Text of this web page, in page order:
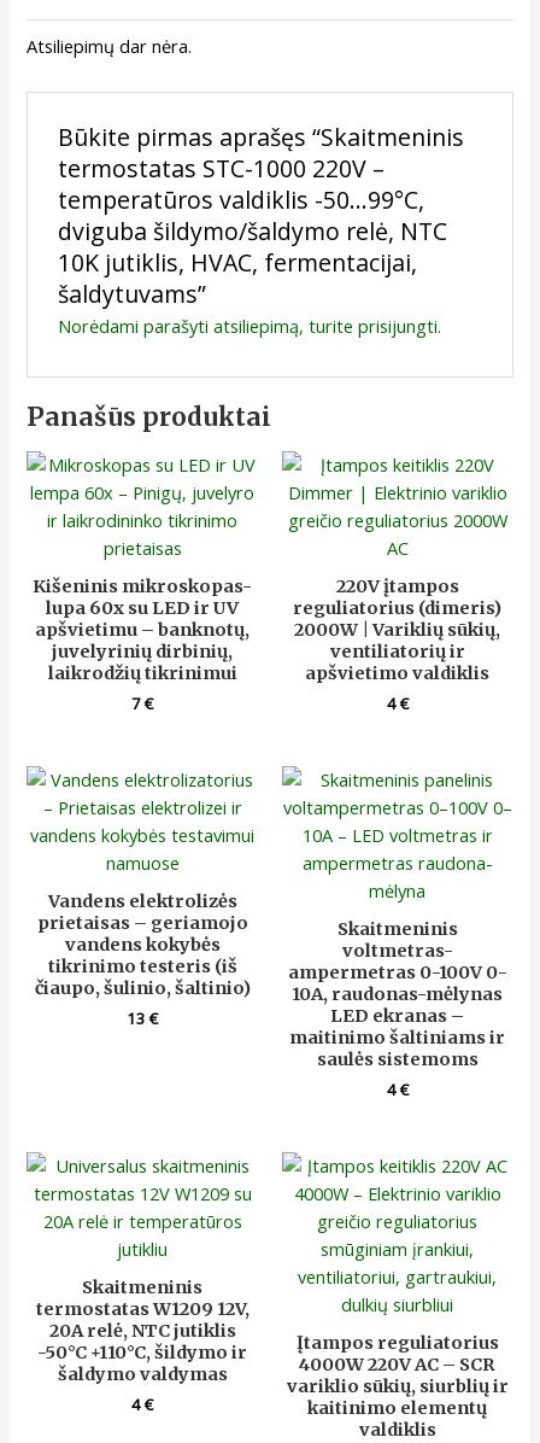
Atsiliepimų dar nėra.
Būkite pirmas aprašęs “Skaitmeninis
termostatas STC-1000 220V –
temperatūros valdiklis -50…99°C,
dviguba šildymo/šaldymo relė, NTC
10K jutiklis, HVAC, fermentacijai,
šaldytuvams”
Norėdami parašyti atsiliepimą, turite prisijungti.
Panašūs produktai
Kišeninis mikroskopas-
lupa 60x su LED ir UV
apšvietimu – banknotų,
juvelyrinių dirbinių,
laikrodžių tikrinimui
7€
220V įtampos
reguliatorius (dimeris)
2000W | Variklių sūkių,
ventiliatorių ir
apšvietimo valdiklis
4€
Vandens elektrolizės
prietaisas – geriamojo
vandens kokybės
tikrinimo testeris (iš
čiaupo, šulinio, šaltinio)
13€
Skaitmeninis
voltmetras-
ampermetras 0-100V 0-
10A, raudonas-mėlynas
LED ekranas –
maitinimo šaltiniams ir
saulės sistemoms
4€
Skaitmeninis
termostatas W1209 12V,
20A relė, NTC jutiklis
-50°C +110°C, šildymo ir
šaldymo valdymas
4€
Įtampos reguliatorius
4000W 220V AC – SCR
variklio sūkių, siurblių ir
kaitinimo elementų
valdiklis